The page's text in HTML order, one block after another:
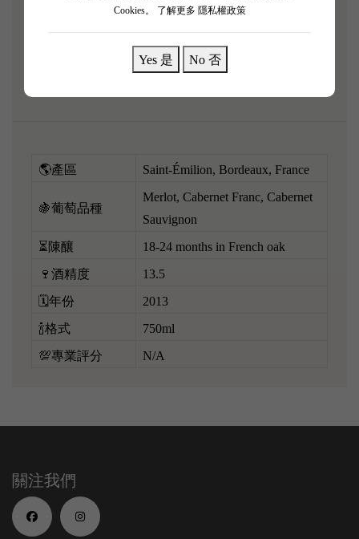
Cookies。
了解更多 隱私權政策
Yes 是 No 否
97% Merlot, 3% Cabernet Franc
或供應令人醺醉的酒類。
🌎產區 Saint-Émilion, Bordeaux, France
🍇葡萄品種
Merlot, Cabernet Franc, Cabernet
Sauvignon
⏳陳釀 18-24 months in French oak
🍷酒精度 13.5
🗓️年份 2013
🍾格式 750ml
💯專業評分 N/A
關注我們